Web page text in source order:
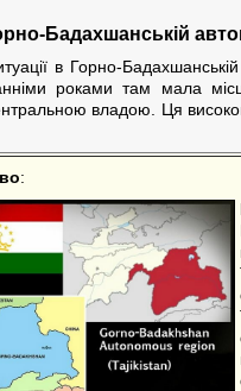
Бадахшанській
в Горно-
роками там мала
владою. Ця
: